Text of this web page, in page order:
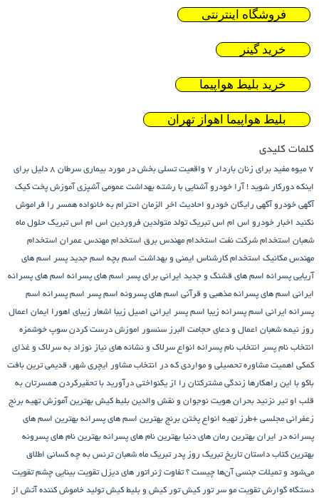
فروشگاه اینترنتی
خرید گینر
خرید بلیط هواپیما
بلیط هواپیما اهواز تهران
کلمات کلیدی
7 میوه مفید برای زنان باردار 7 واقعیت تسلی بخش در مورد بیماری سرطان
8 دلیل برای
اینکه دورکار شوید ! آرا خودرو آشنایی با رشته بهداشت عمومی آشپزی آموزش پخت کیک
آگهی خودرو آگهی رایگان خودرو احادیث اخر الزمان احترام به خانواده همسر را فراموش
نکنید اخبار خودرو اس ام اس تبریک تولد متولدین فروردین اس ام اس تبریک حلول ماه
شعبان استخدام شرکت نفت استخدام مهندس برق استخدام مهندس عمران استخدام
مهندس مکانیک استخدام کارشناس ایمنی و بهداشت اسم بچه اسم جدید پسر اسم های
آریایی پسرانه اسم های قشنگ و جدید ایرانی برای پسر اسم های پسرانه اسم های پسرانه
ایرانی اسم های پسرانه مذهبی و قرآنی اسم های پسرونه اسم پسر اسم پسرانه اسم
پسرانه ایرانی اسم پسرانه زیبا اسم پسر ایرانی اصیل زیبا اشعار زیبای اهورا ایمان اعمال
روز نیمه شعبان اعمال و دعای حجامت البرز سنسور اموزش درست کردن سوپ خوشمزه
انتخاب نام پسر انتخاب نام پسرانه انواع سرلاک و نشانه های نیاز نوزاد به سرلاک و غذای
کمکی اهمیت مشاوره تحصیلی و مواردی که در انتخاب مشاور ایچری شهر، قدیمی ترین بافت
باکو با این راهکارها زندگی مشترکتان را از یکنواختی درآورید با تحقیرکردن همسرتان به
قلب او تیر نزنید بحران هویت نوجوان و نقش والدین بلیط کیش بهترین آموزش تهیه برنج
زعفرانی مجلسی +طرز تهیه انواع پختن برنج بهترین اسم های پسرانه بهترین اسم های
پسرانه در ایران بهترین رمان های دنیا بهترین نام های پسرانه بهترین نام های پسرونه
بهترین کتاب داستان تاریخ تبریک روز پدر تبریک ماه شعبان ترنس به چه کسانی اطلاق
می‌شود و تمیلات جنسی آن‌ها چیست ؟ تفاوت ژنراتور های دیزل تقویت بینایی چشم تقویت
دستگاه گوارش تقویت مو سر تور کیش تور کیش و بلیط کیش تولید خاموش کننده آتش از